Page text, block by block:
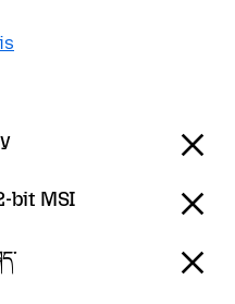
bit MSI